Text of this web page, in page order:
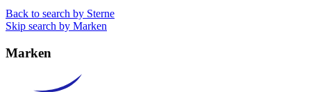
Back to search by Sterne
Skip search by Marken
Marken